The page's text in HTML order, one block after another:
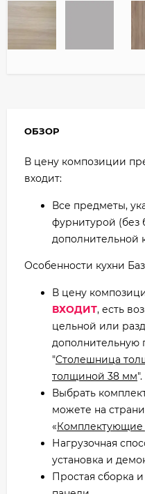
ОБЗОР
В цену композиции
входит:
Все предметы,
фурнитурой (без
дополнительной
Особенности кухни
В цену
ВХОДИТ, есть
цельной или
дополнительную
"Столешница
толщиной 38 мм".
Выбрать
можете на
«Комплектующие
Нагрузочная
установка и
Простая сборка